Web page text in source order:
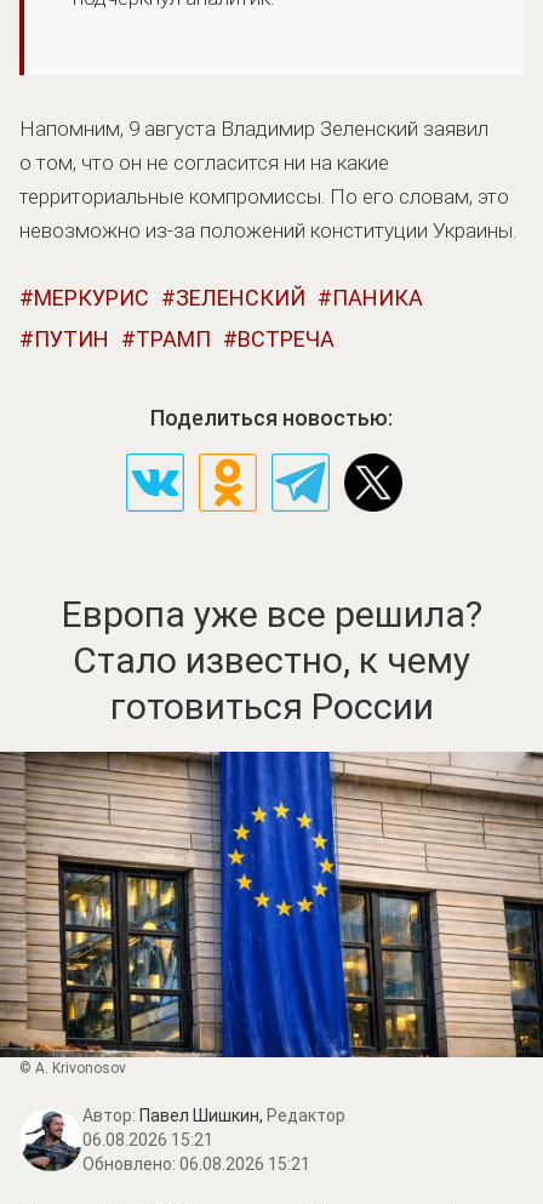
Напомним, 9 августа Владимир Зеленский заявил
о том, что он не согласится ни на какие
территориальные компромиссы. По его словам, это
невозможно из-за положений конституции Украины.
МЕРКУРИС ЗЕЛЕНСКИЙ
ПАНИКА
ПУТИН
ТРАМП ВСТРЕЧА
Поделиться новостью:
Европа уже все решила?
Стало известно, к чему
готовиться России
© A. Krivonosov
Автор: Павел Шишкин, Редактор
06.08.2026 15:21
Обновлено: 06.08.2026 15:21